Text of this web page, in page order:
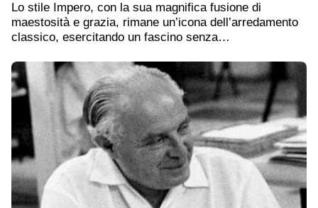
Lo stile Impero, con la sua magnifica fusione di
maestosità e grazia, rimane un’icona dell’arredamento
classico, esercitando un fascino senza…